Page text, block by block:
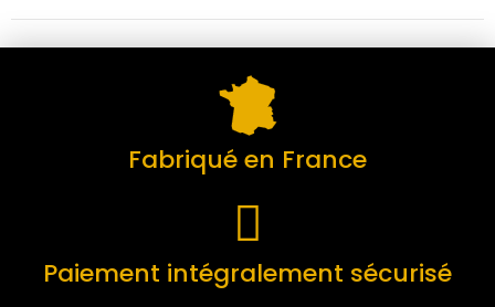
Fabriqué en France
Paiement intégralement sécurisé